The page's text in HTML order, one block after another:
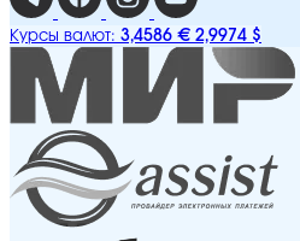
Курсы валют: 3,4586 € 2,9974 $